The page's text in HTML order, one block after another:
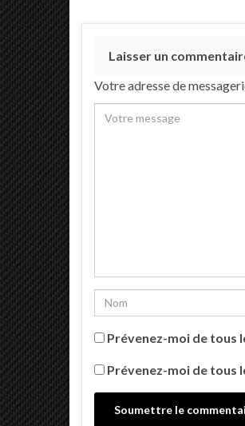
Laisser un
Votre adresse de
Prévenez-moi de tous
Prévenez-moi de tous